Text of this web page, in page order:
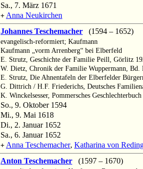
Sa., 7. März 1671
+ Anna Neukirchen
Johannes Teschemacher (1594 – 1652)
evangelisch-reformiert; Kaufmann
Kaufmann „vorm Arrenberg“ bei Elberfeld
E. Strutz, Geschichte der Familie Peill, Görlitz
W. Dietz, Chronik der Familie Wuppermann, Bd.
E. Strutz, Die Ahnentafeln der Elberfelder
G. Dittrich / H.F. Friederichs, Deutsches
K. Winckelsesser, Pommersches
So., 9. Oktober 1594
Mi., 9. Mai 1618
Di., 2. Januar 1652
Sa., 6. Januar 1652
+ Anna Teschemacher, Katharina von
Anton Teschemacher (1597 – 1670)